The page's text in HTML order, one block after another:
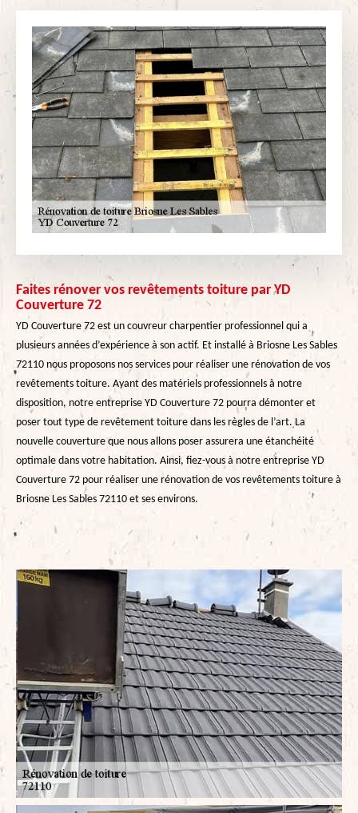
Faites rénover vos revêtements toiture par YD
Couverture 72
YD Couverture 72 est un couvreur charpentier professionnel qui a
plusieurs années d’expérience à son actif. Et installé à Briosne Les Sables
72110 nous proposons nos services pour réaliser une rénovation de vos
revêtements toiture. Ayant des matériels professionnels à notre
disposition, notre entreprise YD Couverture 72 pourra démonter et
poser tout type de revêtement toiture dans les règles de l’art. La
nouvelle couverture que nous allons poser assurera une étanchéité
optimale dans votre habitation. Ainsi, fiez-vous à notre entreprise YD
Couverture 72 pour réaliser une rénovation de vos revêtements toiture à
Briosne Les Sables 72110 et ses environs.